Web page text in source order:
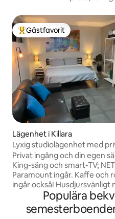
Populär gästfavorit
Gästfavorit
Lägenhet i Killara
Lyxig studiolägenhet med
Privat ingång och din egen
King-säng och smart-TV;
Paramount ingår. Kaffe och
ingår också! Husdjursvänligt
hunddörr. Tvättmaskin och
Köksutrymme; bärbar
luftfritös och elektrisk
Populära